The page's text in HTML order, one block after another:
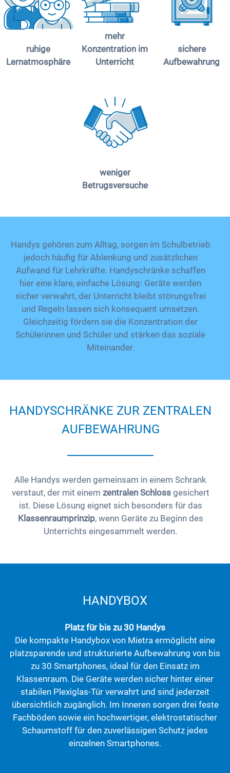
ruhige
Lernatmosphäre
mehr
Konzentration im
Unterricht
sichere
Aufbewahrung
weniger
Betrugsversuche
Handys gehören zum Alltag, sorgen im Schulbetrieb
jedoch häufig für Ablenkung und zusätzlichen
Aufwand für Lehrkräfte. Handyschränke schaffen
hier eine klare, einfache Lösung: Geräte werden
sicher verwahrt, der Unterricht bleibt störungsfrei
und Regeln lassen sich konsequent umsetzen.
Gleichzeitig fördern sie die Konzentration der
Schülerinnen und Schüler und stärken das soziale
Miteinander.
HANDYSCHRÄNKE ZUR ZENTRALEN
AUFBEWAHRUNG
Alle Handys werden gemeinsam in einem Schrank
verstaut, der mit einem zentralen Schlossgesichert
ist. Diese Lösung eignet sich besonders für das
Klassenraumprinzip, wenn Geräte zu Beginn des
Unterrichts eingesammelt werden.
HANDYBOX
Platz für bis zu 30 Handys
Die kompakte Handybox von Mietra ermöglicht eine
platzsparende und strukturierte Aufbewahrung von bis
zu 30 Smartphones, ideal für den Einsatz im
Klassenraum. Die Geräte werden sicher hinter einer
stabilen Plexiglas-Tür verwahrt und sind jederzeit
übersichtlich zugänglich. Im Inneren sorgen drei feste
Fachböden sowie ein hochwertiger, elektrostatischer
Schaumstoff für den zuverlässigen Schutz jedes
einzelnen Smartphones.